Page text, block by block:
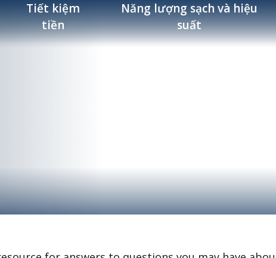
Tiết kiệm
tiền
Năng lượng sạch và hiệu
suất